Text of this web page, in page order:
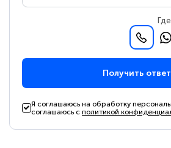
Получить ответ
Я соглашаюсь на обработку
соглашаюсь сполитикой